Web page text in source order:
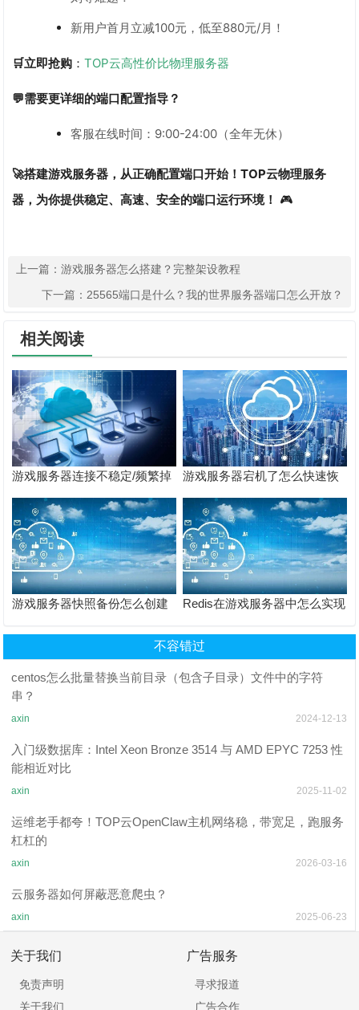
新用户首月立减100元，低至880元/月！
🛒立即抢购 ：TOP云高性价比物理服务器
💬需要更详细的端口配置指导？
客服在线时间：9:00-24:00（全年无休）
🚀搭建游戏服务器，从正确配置端口开始！TOP云物理服务
器，为你提供稳定、高速、安全的端口运行环境！ 🎮
上一篇：游戏服务器怎么搭建？完整架设教程
下一篇： 25565端口是什么？我的世界服务器端口怎么开放？
相关阅读
游戏服务器连接不稳定/频繁掉
线怎么排查？
游戏服务器宕机了怎么快速恢
复？
游戏服务器快照备份怎么创建
Redis在游戏服务器中怎么实现
不容错过
centos怎么批量替换当前目录（包含子目录）文件中的字符
串？
axin 2024-12-13
入门级数据库：Intel Xeon Bronze 3514 与 AMD EPYC 7253 性
能相近对比
axin 2025-11-02
运维老手都夸！TOP云OpenClaw主机网络稳，带宽足，跑服务
杠杠的
axin 2026-03-16
云服务器如何屏蔽恶意爬虫？
axin 2025-06-23
关于我们
免责声明
关于我们
广告服务
寻求报道
广告合作